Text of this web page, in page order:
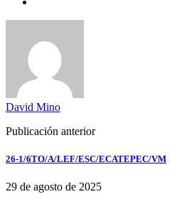
David Mino
Publicación anterior
26-1/6TO/A/LEF/ESC/ECATEPEC/VM
29 de agosto de 2025